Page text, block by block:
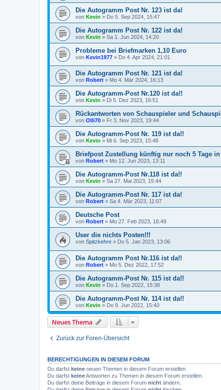
Die Autogramm Post Nr. 123 ist da!
von Kevin » Do 5. Sep 2024, 15:47
Die Autogramm Post Nr. 122 ist da!
von Kevin » Sa 1. Jun 2024, 14:20
Probleme bei Briefmarken 1,10 Euro
von Kevin1977 » Do 4. Apr 2024, 21:01
Die Autogramm Post Nr. 121 ist da!
von Robert » Mo 4. Mär 2024, 16:13
Die Autogramm-Post Nr.120 ist da!!
von Kevin » Di 5. Dez 2023, 16:51
Rückantworten von Schauspieler und
von Olli70 » Fr 3. Nov 2023, 19:44
Die Autogramm-Post Nr. 119 ist da!!
von Kevin » Mi 6. Sep 2023, 15:48
Briefpost Zustellung künftig nur noch 5 Tage
von Robert » Mo 12. Jun 2023, 13:11
Die Autogramm-Post Nr.118 ist da!!
von Kevin » Sa 27. Mai 2023, 15:44
Die Autogramm-Post Nr. 117 ist da!
von Robert » Sa 4. Mär 2023, 11:07
Deutsche Post
von Robert » Mo 27. Feb 2023, 16:49
User die nichts Posten!!!
von Spitzkehre » Do 5. Jan 2023, 13:06
Die Autogramm Post Nr.116 ist da!!
von Robert » Mo 5. Dez 2022, 17:52
Die Autogramm-Post Nr. 115 ist da!!
von Kevin » Do 1. Sep 2022, 15:38
Die Autogramm-Post Nr. 114 ist da!!
von Kevin » Do 9. Jun 2022, 15:40
Neues Thema
Zurück zur Foren-Übersicht
BERECHTIGUNGEN IN DIESEM FORUM
Du darfst keine neuen Themen in diesem Forum erstellen.
Du darfst keineAntworten zu Themen in diesem Forum erstellen.
Du darfst deine Beiträge in diesem Forum nicht ändern.